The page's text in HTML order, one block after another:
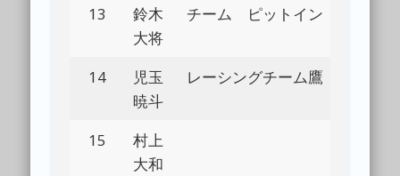
13
鈴木
大将
チーム ピットイン
14
児玉
暁斗
レーシングチーム鷹
15
村上
大和